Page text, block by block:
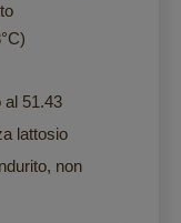
al 51.43
lattosio
non